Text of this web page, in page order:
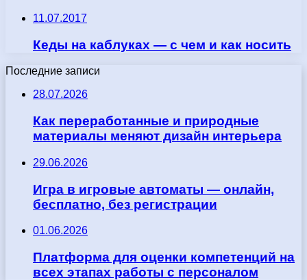
11.07.2017
Кеды на каблуках — с чем и как носить
Последние записи
28.07.2026
Как переработанные и природные
материалы меняют дизайн интерьера
29.06.2026
Игра в игровые автоматы — онлайн,
бесплатно, без регистрации
01.06.2026
Платформа для оценки компетенций на
всех этапах работы с персоналом